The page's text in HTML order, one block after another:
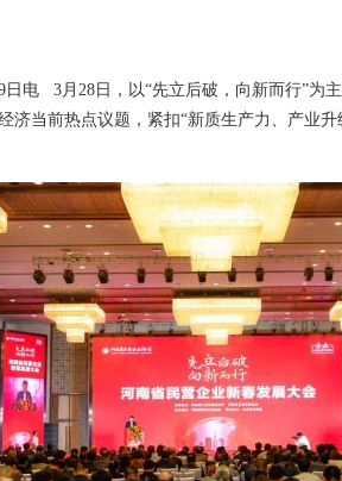
3月28日，以“先立后破，向新而行”为
济当前热点议题，紧扣“新质生产力、产业升